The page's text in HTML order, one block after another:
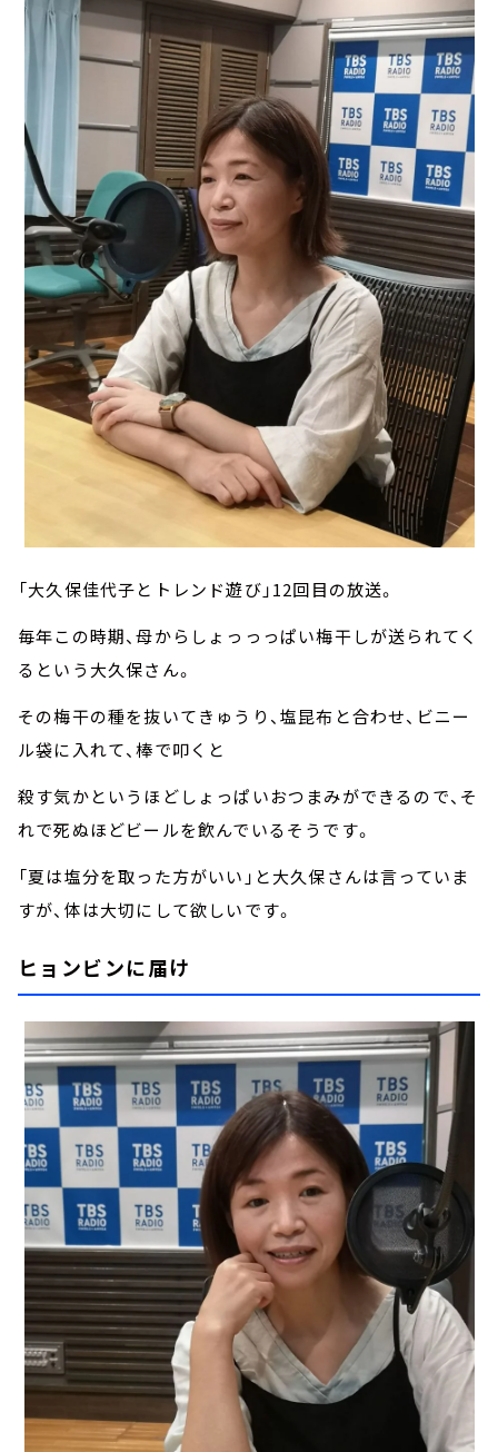
「大久保佳代子とトレンド遊び」12回目の放送。
毎年この時期、母からしょっっっぱい梅干しが送られてく
るという大久保さん。
その梅干の種を抜いてきゅうり、塩昆布と合わせ、ビニー
ル袋に入れて、棒で叩くと
殺す気かというほどしょっぱいおつまみができるので、そ
れで死ぬほどビールを飲んでいるそうです。
「夏は塩分を取った方がいい」と大久保さんは言っていま
すが、体は大切にして欲しいです。
ヒョンビンに届け